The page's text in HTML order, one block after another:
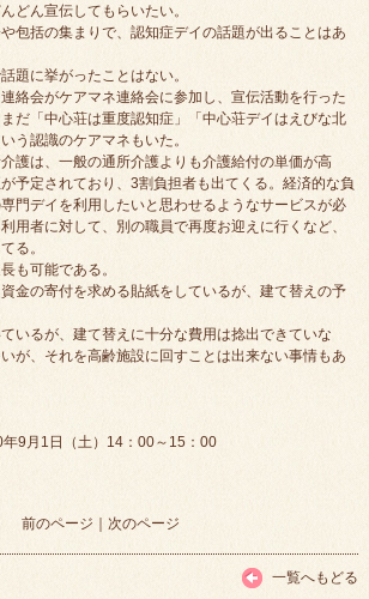
どん宣伝してもらいたい。
包括の集まりで、認知症デイの話題が出ることはあ
題に挙がったことはない。
絡会がケアマネ連絡会に参加し、宣伝活動を行った
だ「中心荘は重度認知症」「中心荘デイはえびな北
う認識のケアマネもいた。
護は、一般の通所介護よりも介護給付の単価が高
予定されており、3割負担者も出てくる。経済的な負
門デイを利用したいと思わせるようなサービスが必
用者に対して、別の職員で再度お迎えに行くなど、
る。
も可能である。
金の寄付を求める貼紙をしているが、建て替えの予
いるが、建て替えに十分な費用は捻出できていな
が、それを高齢施設に回すことは出来ない事情もあ
9月1日（土）14：00～15：00
前のページ ｜ 次のページ
一覧へもどる